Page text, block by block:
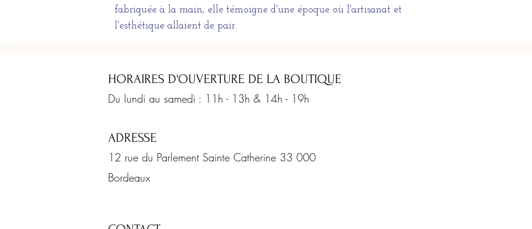
fabriquée à la main, elle témoigne d'une époque où l'artisanat et
l'esthétique allaient de pair.
HORAIRES D'OUVERTURE DE LA BOUTIQUE
Du lundi au samedi : 11h - 13h & 14h - 19h
ADRESSE
12 rue du Parlement Sainte Catherine 33 000
Bordeaux